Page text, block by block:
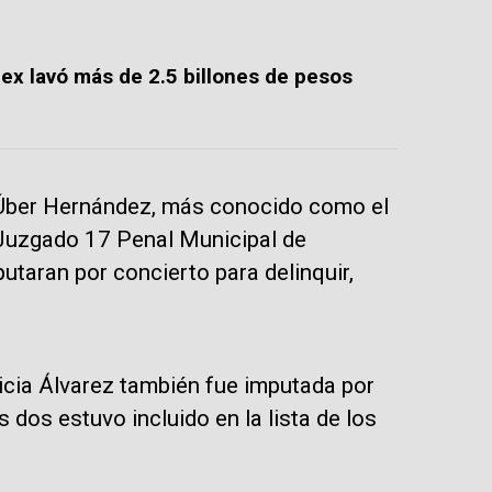
lavó más de 2.5 billones de pesos
Hernández, más conocido como el
17 Penal Municipal de
por concierto para delinquir,
Álvarez también fue imputada por
dos estuvo incluido en la lista de los